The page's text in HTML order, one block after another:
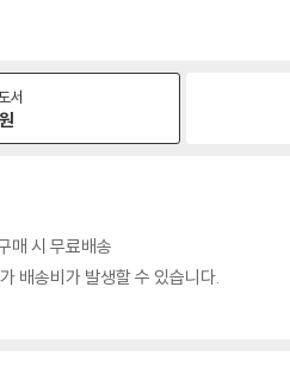
서
원
매 시 무료배송
배송비가 발생할 수 있습니다.